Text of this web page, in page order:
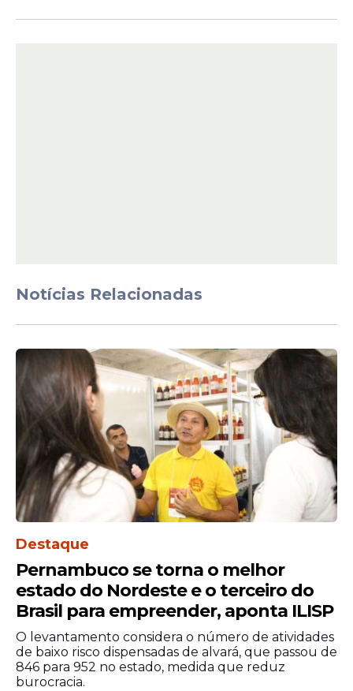
da categoria para discutir o apoio à
Durante o encontro, os representantes
destacaram a importância da proposta
para a valorização profissional da categoria,
diante da defasagem histórica da
remuneração mínima prevista na Lei nº
3.999, de 15 de dezembro de 1961.
OPL nº 1.365/2022, de autoria da senadora
Daniella Ribeiro, fixa o salário-mínimo
profissional em R$ 10.991,19 para uma
que a remuneração da hora suplementar e
do adicional noturno não poderá ser
inferior a 50% sobre o valor da hora normal.
Notícias Relacionadas
Destaque
Pernambuco se torna o melhor
estado do Nordeste e o terceiro do
Brasil para empreender, aponta ILISP
O levantamento considera o número de atividades
de baixo risco dispensadas de alvará, que passou de
846 para 952 no estado, medida que reduz
burocracia.